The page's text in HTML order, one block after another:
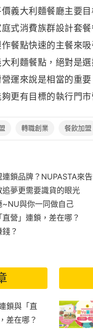
義大利麵餐廳主要
式消費族群設計套
餐點快速的主餐來
利麵餐點，絕對是
運來說是相當的重
更有目標的執行門
轉職創業 餐飲加盟
鎖品牌？NUPASTA來
夢更需要識貨的眼光
與你一同做自己
直營」連鎖，差在哪？
？
鎖與「直
差在哪？